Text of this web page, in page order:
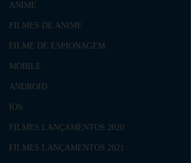
ANIME
FILMES DE ANIME
FILME DE ESPIONAGEM
MOBILE
ANDROID
IOS
FILMES LANÇAMENTOS 2020
FILMES LANÇAMENTOS 2021